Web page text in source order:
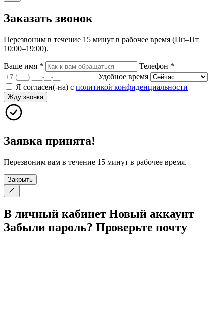
Заказать звонок
Перезвоним в течение 15 минут в рабочее время (Пн–Пт
10:00–19:00).
Ваше имя * Телефон *
Удобное время
Я согласен(-на) с политикой конфиденциальности
Жду звонка
Заявка принята!
Перезвоним вам в течение 15 минут в рабочее время.
Закрыть
В личный кабинет Новый аккаунт
Забыли пароль? Проверьте почту